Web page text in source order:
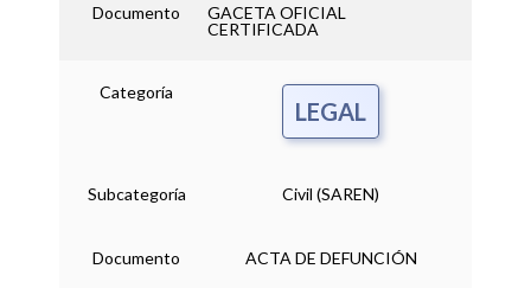
Documento
GACETA OFICIAL
CERTIFICADA
Categoría
LEGAL
Subcategoría Civil (SAREN)
Documento ACTA DE DEFUNCIÓN